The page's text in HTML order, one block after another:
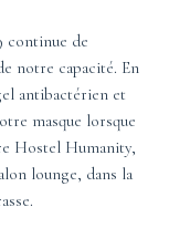
continue de
notre capacité. En
antibactérien et
masque lorsque
Hostel Humanity,
lounge, dans la